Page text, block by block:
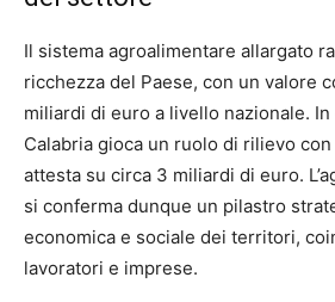
Il sistema agroalimentare allargato
ricchezza del Paese, con un valore
miliardi di euro a livello nazionale.
Calabria gioca un ruolo di rilievo
attesta su circa 3 miliardi di euro.
si conferma dunque un pilastro
economica e sociale dei territori,
lavoratori e imprese.